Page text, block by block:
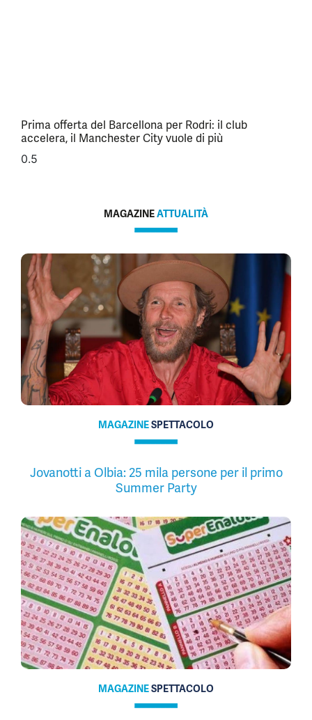
Prima offerta del Barcellona per Rodri: il club
accelera, il Manchester City vuole di più
MAGAZINEATTUALITÀ
MAGAZINESPETTACOLO
Jovanotti a Olbia: 25 mila persone per il primo
Summer Party
MAGAZINESPETTACOLO